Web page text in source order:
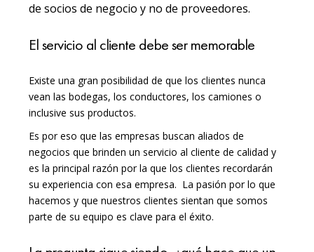
de socios de negocio y no de proveedores.
El servicio al cliente debe ser memorable
Existe una gran posibilidad de que los clientes nunca
vean las bodegas, los conductores, los camiones o
inclusive sus productos.
Es por eso que las empresas buscan aliados de
negocios que brinden un servicio al cliente de calidad y
es la principal razón por la que los clientes recordarán
su experiencia con esa empresa. La pasión por lo que
hacemos y que nuestros clientes sientan que somos
parte de su equipo es clave para el éxito.